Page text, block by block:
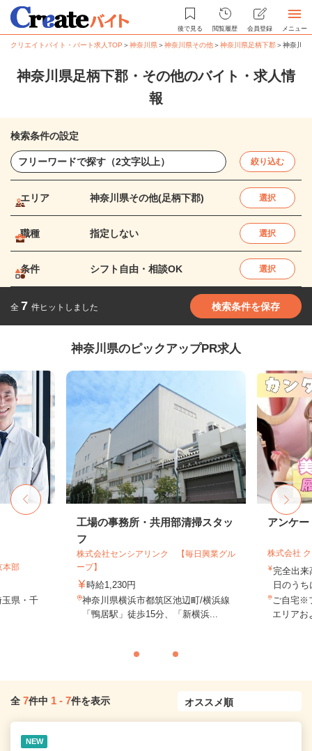
後で見る 閲覧履歴 会員登録 メニュー
クリエイトバイト・パート求人TOP ＞神奈川県＞神奈川県その他＞神奈川県足柄下郡＞神奈川
神奈川県足柄下郡・その他のバイト・求人情
報
検索条件の設定
絞り込む
エリア 神奈川県その他(足柄下郡) 選択
職種 指定しない 選択
条件 シフト自由・相談OK 選択
全 7 件ヒットしました 検索条件を保存
神奈川県のピックアップPR求人
部
県・千
工場の事務所・共用部清掃スタッ
フ
株式会社センシアリンク 【毎日興業グル
ープ】
時給1,230円
神奈川県横浜市都筑区池辺町/横浜線
「鴨居駅」徒歩15分、「新横浜...
アンケ
株式会社
完全出
日のう
ご自宅※
エリアお
全 7件中 1 - 7件を表示
NEW